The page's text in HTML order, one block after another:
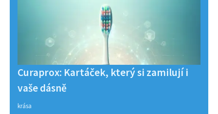
Curaprox: Kartáček, který si zamilují i
vaše dásně
krása